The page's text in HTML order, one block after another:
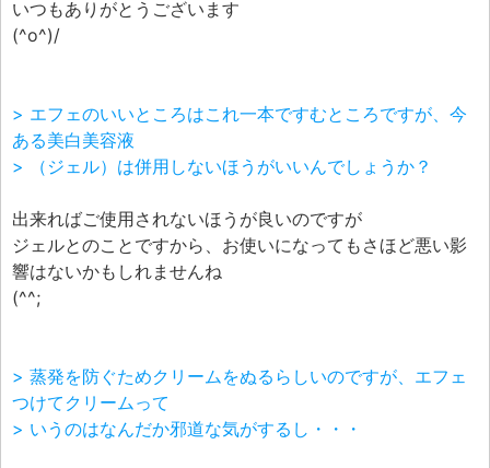
いつもありがとうございます
(^o^)/
> エフェのいいところはこれ一本ですむところですが、今
ある美白美容液
> （ジェル）は併用しないほうがいいんでしょうか？
出来ればご使用されないほうが良いのですが
ジェルとのことですから、お使いになってもさほど悪い影
響はないかもしれませんね
(^^;
> 蒸発を防ぐためクリームをぬるらしいのですが、エフェ
つけてクリームって
> いうのはなんだか邪道な気がするし・・・